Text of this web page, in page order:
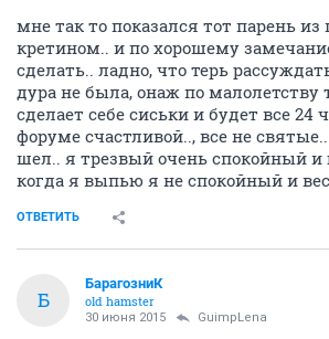
мне так то показался тот парень
кретином.. и по хорошему
сделать.. ладно, что терь
дура не была, онаж по малолетству
сделает себе сиськи и будет все 24
форуме счастливой.., все не
шел.. я трезвый очень спокойный и
когда я выпью я не спокойный и
ОТВЕТИТЬ
Б
БарагозниК
old hamster
30 июня 2015 GuimpLena